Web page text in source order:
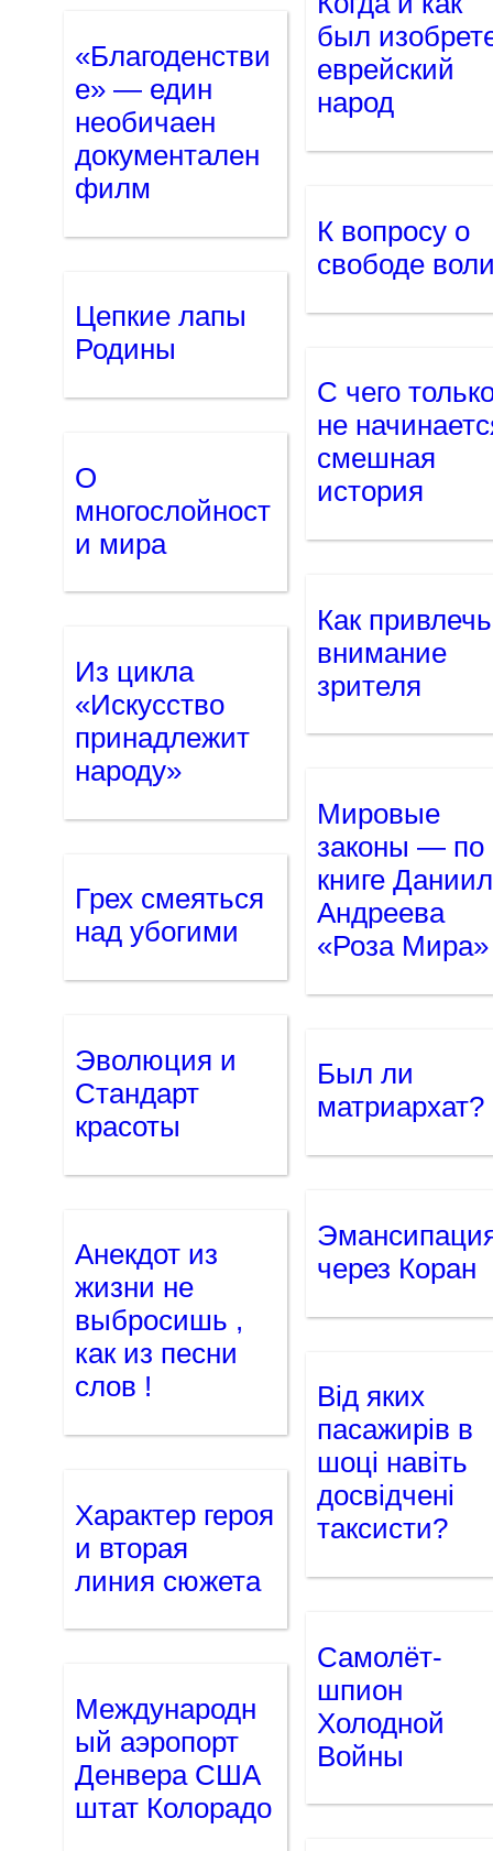
«Благоденстви
е» — един
необичаен
документален
филм
Цепкие лапы
Родины
О
многослойност
и мира
Из цикла
«Искусство
принадлежит
народу»
Грех смеяться
над убогими
Эволюция и
Стандарт
красоты
Анекдот из
жизни не
выбросишь ,
как из песни
слов !
Характер героя
и вторая
линия сюжета
Международн
ый аэропорт
Денвера США
штат Колорадо
был
еврейский
народ
К вопросу о
свободе
С чего
не
смешная
история
Как привлечь
внимание
зрителя
Мировые
законы — по
книге
Андреева
«Роза Мира»
Был ли
матриархат?
через Коран
Від яких
пасажирів в
шоці навіть
досвідчені
таксисти?
Самолёт-
шпион
Холодной
Войны